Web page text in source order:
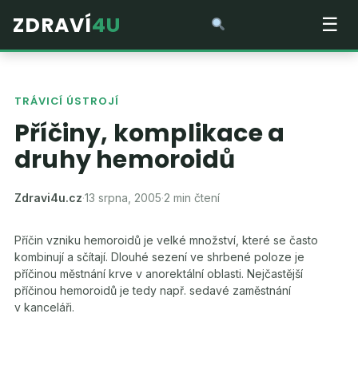
ZDRAVÍ4U ☰
TRÁVICÍ ÚSTROJÍ
Příčiny, komplikace a
druhy hemoroidů
Zdravi4u.cz·13 srpna, 2005·2 min čtení
Příčin vzniku hemoroidů je velké množství, které se často
kombinují a sčítají. Dlouhé sezení ve shrbené poloze je
příčinou městnání krve v anorektální oblasti. Nejčastější
příčinou hemoroidů je tedy např. sedavé zaměstnání
v kanceláři.